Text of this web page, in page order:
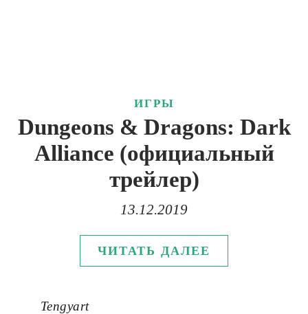
ИГРЫ
Dungeons & Dragons: Dark
Alliance (официальный
трейлер)
13.12.2019
ЧИТАТЬ ДАЛЕЕ
Tengyart